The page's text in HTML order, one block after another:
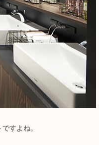
すよね。